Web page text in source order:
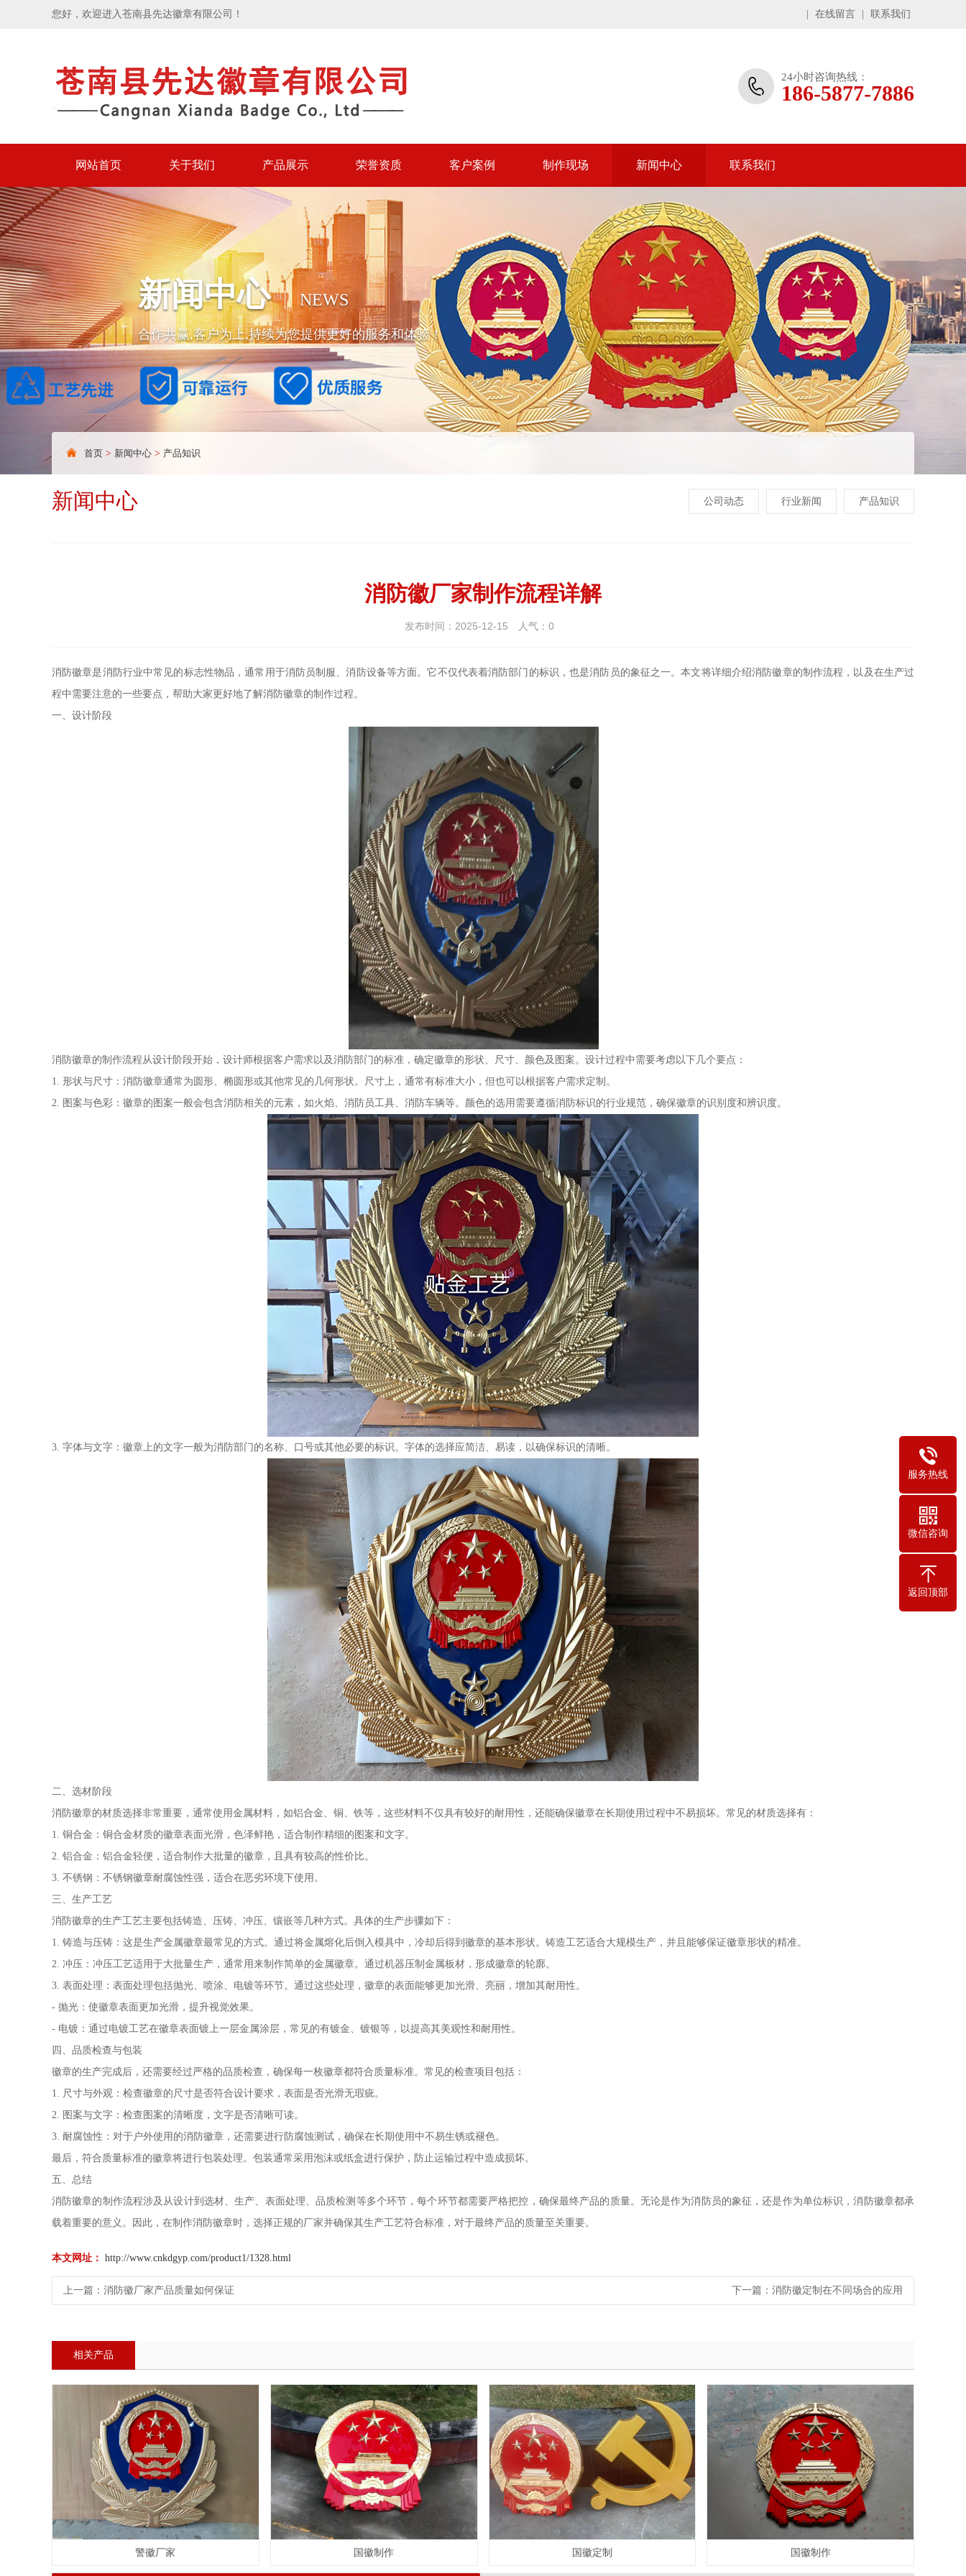
您好，欢迎进入苍南县先达徽章有限公司！ 在线留言 联系我们
24小时咨询热线：
186-5877-7886
网站首页 关于我们 产品展示 荣誉资质 客户案例 制作现场 新闻中心 联系我们
新闻中心 NEWS
合作共赢,客户为上,持续为您提供更好的服务和体验！
首页 > 新闻中心 > 产品知识
新闻中心 公司动态 行业新闻 产品知识
消防徽厂家制作流程详解
发布时间：2025-12-15 人气： 0
消防徽章是消防行业中常见的标志性物品，通常用于消防员制服、消防设备等方面。它不仅代表着消防部门的标识，也是消防员的象征之一。本文将详细介绍消防徽章的制作流程，以及在生产过
程中需要注意的一些要点，帮助大家更好地了解消防徽章的制作过程。
一、设计阶段
消防徽章的制作流程从设计阶段开始，设计师根据客户需求以及消防部门的标准，确定徽章的形状、尺寸、颜色及图案。设计过程中需要考虑以下几个要点：
1. 形状与尺寸：消防徽章通常为圆形、椭圆形或其他常见的几何形状。尺寸上，通常有标准大小，但也可以根据客户需求定制。
2. 图案与色彩：徽章的图案一般会包含消防相关的元素，如火焰、消防员工具、消防车辆等。颜色的选用需要遵循消防标识的行业规范，确保徽章的识别度和辨识度。
3. 字体与文字：徽章上的文字一般为消防部门的名称、口号或其他必要的标识。字体的选择应简洁、易读，以确保标识的清晰。
二、选材阶段
消防徽章的材质选择非常重要，通常使用金属材料，如铝合金、铜、铁等，这些材料不仅具有较好的耐用性，还能确保徽章在长期使用过程中不易损坏。常见的材质选择有：
1. 铜合金：铜合金材质的徽章表面光滑，色泽鲜艳，适合制作精细的图案和文字。
2. 铝合金：铝合金轻便，适合制作大批量的徽章，且具有较高的性价比。
3. 不锈钢：不锈钢徽章耐腐蚀性强，适合在恶劣环境下使用。
三、生产工艺
消防徽章的生产工艺主要包括铸造、压铸、冲压、镶嵌等几种方式。具体的生产步骤如下：
1. 铸造与压铸：这是生产金属徽章最常见的方式。通过将金属熔化后倒入模具中，冷却后得到徽章的基本形状。铸造工艺适合大规模生产，并且能够保证徽章形状的精准。
2. 冲压：冲压工艺适用于大批量生产，通常用来制作简单的金属徽章。通过机器压制金属板材，形成徽章的轮廓。
3. 表面处理：表面处理包括抛光、喷涂、电镀等环节。通过这些处理，徽章的表面能够更加光滑、亮丽，增加其耐用性。
- 抛光：使徽章表面更加光滑，提升视觉效果。
- 电镀：通过电镀工艺在徽章表面镀上一层金属涂层，常见的有镀金、镀银等，以提高其美观性和耐用性。
四、品质检查与包装
徽章的生产完成后，还需要经过严格的品质检查，确保每一枚徽章都符合质量标准。常见的检查项目包括：
1. 尺寸与外观：检查徽章的尺寸是否符合设计要求，表面是否光滑无瑕疵。
2. 图案与文字：检查图案的清晰度，文字是否清晰可读。
3. 耐腐蚀性：对于户外使用的消防徽章，还需要进行防腐蚀测试，确保在长期使用中不易生锈或褪色。
最后，符合质量标准的徽章将进行包装处理。包装通常采用泡沫或纸盒进行保护，防止运输过程中造成损坏。
五、总结
消防徽章的制作流程涉及从设计到选材、生产、表面处理、品质检测等多个环节，每个环节都需要严格把控，确保最终产品的质量。无论是作为消防员的象征，还是作为单位标识，消防徽章都承
载着重要的意义。因此，在制作消防徽章时，选择正规的厂家并确保其生产工艺符合标准，对于最终产品的质量至关重要。
本文网址： http://www.cnkdgyp.com/product1/1328.html
上一篇： 消防徽厂家产品质量如何保证 下一篇： 消防徽定制在不同场合的应用
相关产品
警徽厂家 国徽制作 国徽定制 国徽制作
服务热线
微信咨询
返回顶部